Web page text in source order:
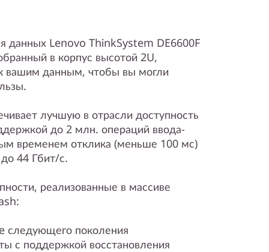
данных Lenovo ThinkSystem DE6600F
в корпус высотой 2U,
вашим данным, чтобы вы могли
лучшую в отрасли доступность
до 2 млн. операций ввода-
временем отклика (меньше 100 мс)
44 Гбит/с.
реализованные в массиве
следующего поколения
с поддержкой восстановления